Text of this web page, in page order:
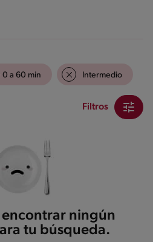
0 a 60 min Intermedio
Filtros
ningún
tu búsqueda.